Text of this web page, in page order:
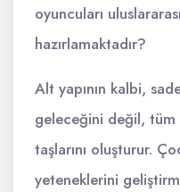
oyuncuları
hazırlamaktadır?
Alt yapının kalbi,
geleceğini değil,
taşlarını oluşturur.
yeteneklerini